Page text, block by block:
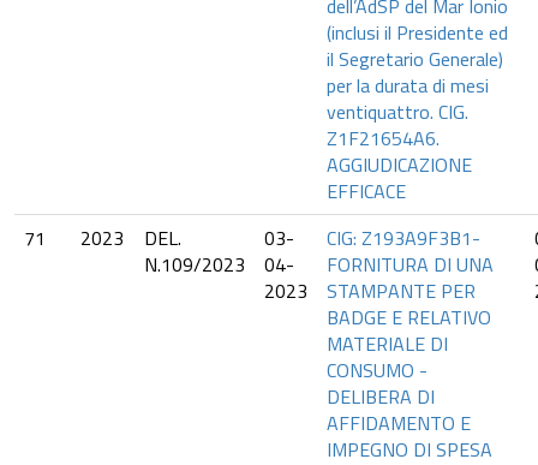
dell’AdSP del Mar Ionio
(inclusi il Presidente ed
il Segretario Generale)
per la durata di mesi
ventiquattro. CIG.
Z1F21654A6.
AGGIUDICAZIONE
EFFICACE
71 2023
DEL.
N.109/2023
03-
04-
2023
CIG: Z193A9F3B1-
FORNITURA DI UNA
STAMPANTE PER
BADGE E RELATIVO
MATERIALE DI
CONSUMO -
DELIBERA DI
AFFIDAMENTO E
IMPEGNO DI SPESA